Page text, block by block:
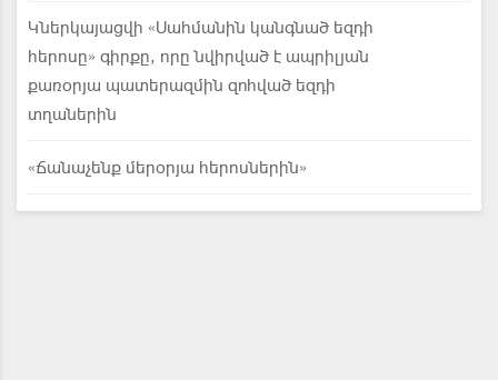
Կներկայացվի «Սահմանին կանգնած եզդի
հերոսը» գիրքը, որը նվիրված է ապրիլյան
քառօրյա պատերազմին զոհված եզդի
տղաներին
«Ճանաչենք մերօրյա հերոսներին»